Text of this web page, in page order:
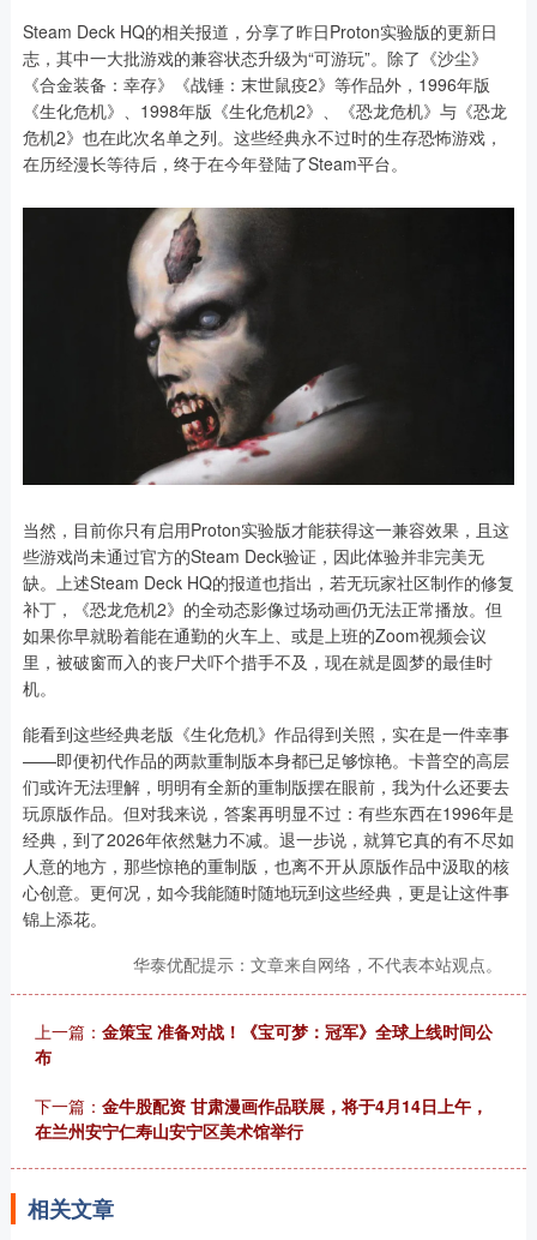
Steam Deck HQ的相关报道，分享了昨日Proton实验版的更新日
志，其中一大批游戏的兼容状态升级为“可游玩”。除了《沙尘》
《合金装备：幸存》《战锤：末世鼠疫2》等作品外，1996年版
《生化危机》、1998年版《生化危机2》、《恐龙危机》与《恐龙
危机2》也在此次名单之列。这些经典永不过时的生存恐怖游戏，
在历经漫长等待后，终于在今年登陆了Steam平台。
当然，目前你只有启用Proton实验版才能获得这一兼容效果，且这
些游戏尚未通过官方的Steam Deck验证，因此体验并非完美无
缺。上述Steam Deck HQ的报道也指出，若无玩家社区制作的修复
补丁，《恐龙危机2》的全动态影像过场动画仍无法正常播放。但
如果你早就盼着能在通勤的火车上、或是上班的Zoom视频会议
里，被破窗而入的丧尸犬吓个措手不及，现在就是圆梦的最佳时
机。
能看到这些经典老版《生化危机》作品得到关照，实在是一件幸事
——即便初代作品的两款重制版本身都已足够惊艳。卡普空的高层
们或许无法理解，明明有全新的重制版摆在眼前，我为什么还要去
玩原版作品。但对我来说，答案再明显不过：有些东西在1996年是
经典，到了2026年依然魅力不减。退一步说，就算它真的有不尽如
人意的地方，那些惊艳的重制版，也离不开从原版作品中汲取的核
心创意。更何况，如今我能随时随地玩到这些经典，更是让这件事
锦上添花。
华泰优配提示：文章来自网络，不代表本站观点。
上一篇： 金策宝 准备对战！《宝可梦：冠军》全球上线时间公
布
下一篇： 金牛股配资 甘肃漫画作品联展，将于4月14日上午，
在兰州安宁仁寿山安宁区美术馆举行
相关文章